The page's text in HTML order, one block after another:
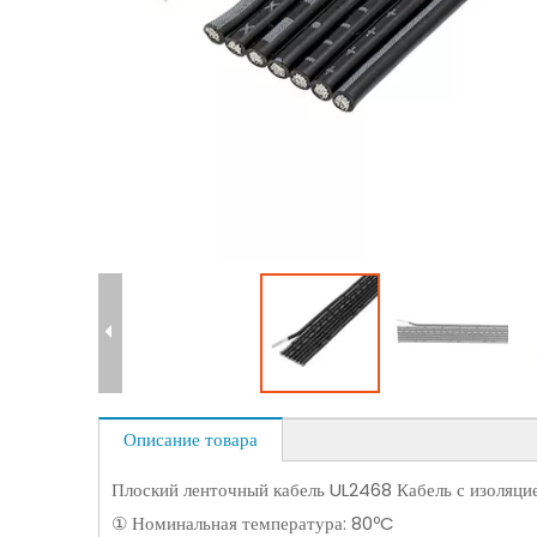
Описание товара
Плоский ленточный кабель UL2468 Кабель с
① Номинальная температура: 80ºC